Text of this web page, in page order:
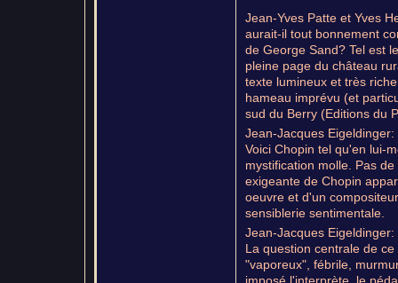
Jean-Yves Patte et Yves
aurait-il tout bonnement
de George Sand? Tel est
pleine page du château
texte lumineux et très
hameau imprévu (et
sud du Berry (Editions du
Jean-Jacques
Voici Chopin tel qu'en lui-
mystification molle. Pas
exigeante de Chopin
oeuvre et d'un
sensiblerie sentimentale.
Jean-Jacques
La question centrale de
"vaporeux", fébrile,